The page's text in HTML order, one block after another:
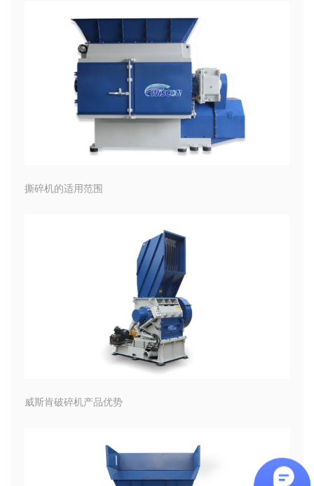
撕碎机的适用范围
威斯肯破碎机产品优势